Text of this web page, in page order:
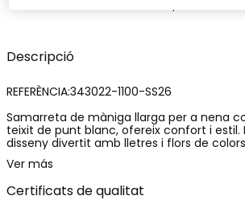
Descripció
REFERÈNCIA:343022-1100-SS26
Samarreta de màniga llarga per a nena
teixit de punt blanc, ofereix confort i estil.
disseny divertit amb lletres i flors de
Acabada amb un nus lateral que li dóna
desenfadat. Ideal per a edats des de 12
Perfecta per combinar amb texans o
frescos de tardor i hivern, aportant un look
Ver más
Certificats de qualitat